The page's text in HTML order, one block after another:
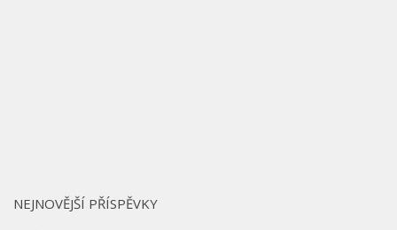
NEJNOVĚJŠÍ PŘÍSPĚVKY